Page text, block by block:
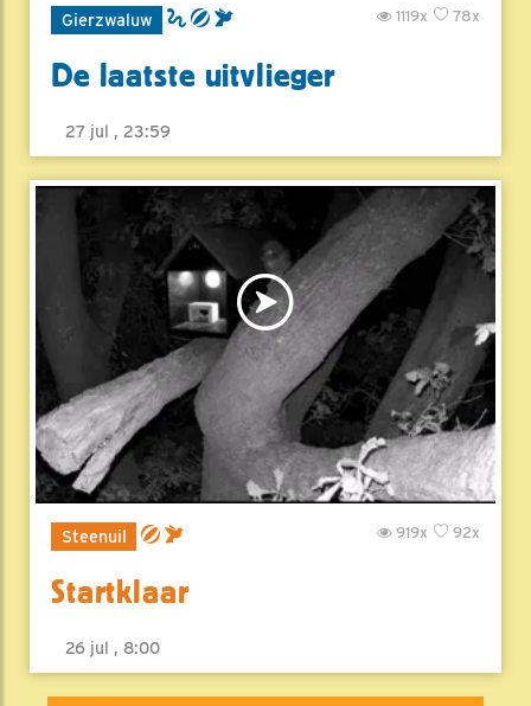
Gierzwaluw 78x
1119x
De laatste uitvlieger
27 jul , 23:59
Steenuil 92x
919x
Startklaar
26 jul , 8:00